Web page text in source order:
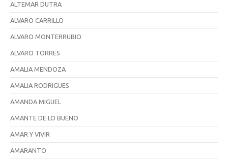
ALTEMAR DUTRA
ALVARO CARRILLO
ALVARO MONTERRUBIO
ALVARO TORRES
AMALIA MENDOZA
AMALIA RODRIGUES
AMANDA MIGUEL
AMANTE DE LO BUENO
AMAR Y VIVIR
AMARANTO